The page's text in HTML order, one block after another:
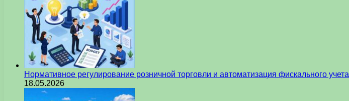
Нормативное регулирование розничной торговли и автоматизация фискального учета
18.05.2026